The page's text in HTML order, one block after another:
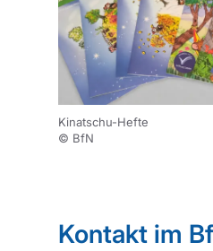
Kinatschu-Hefte
© BfN
Kontakt im